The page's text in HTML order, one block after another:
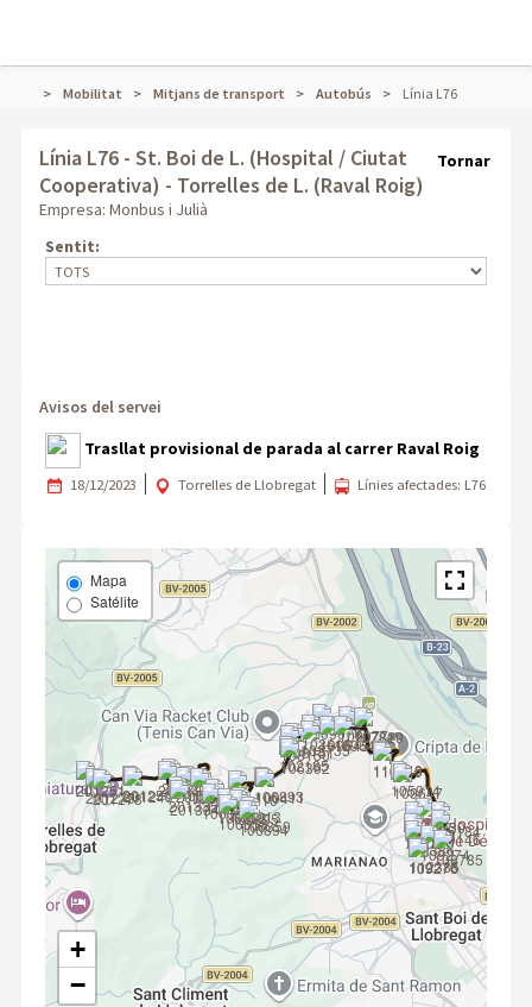
Mobilitat Mitjans de transport Autobús Línia L76
Línia L76 - St. Boi de L. (Hospital / Ciutat
Cooperativa) - Torrelles de L. (Raval Roig)
Empresa: Monbus i Julià
Sentit:
Tornar
Avisos del servei
Trasllat provisional de parada al carrer Raval Roig
18/12/2023 Torrelles de Llobregat Línies afectades: L76
Mapa
Satélite
+
−